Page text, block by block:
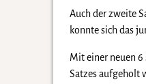
Auch der zweite
konnte sich das
Mit einer neuen 6
Satzes aufgeholt